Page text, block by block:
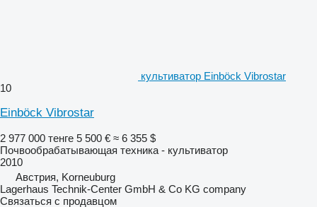
культиватор Einböck Vibrostar
10
Einböck Vibrostar
2 977 000 тенге 5 500 € ≈ 6 355 $
Почвообрабатывающая техника - культиватор
2010
Австрия, Korneuburg
Lagerhaus Technik-Center GmbH & Co KG company
Связаться с продавцом